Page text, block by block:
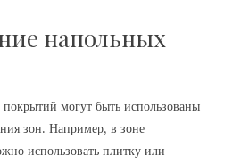
напольных
могут быть использованы
зон. Например, в зоне
использовать плитку или